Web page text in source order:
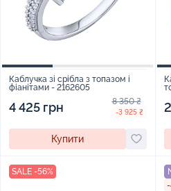
Каблучка зі срібла з топазом і
фіанітами - 2162605
4 425 грн 8 350 ₴
-3 925 ₴
Купити
SALE -56%
-